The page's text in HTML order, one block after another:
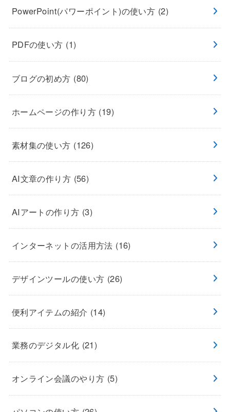
PowerPoint(パワーポイント)の使い方 (2)
PDFの使い方 (1)
ブログの初め方 (80)
ホームページの作り方 (19)
素材集の使い方 (126)
AI文章の作り方 (56)
AIアートの作り方 (3)
インターネットの活用方法 (16)
デザインツールの使い方 (26)
便利アイテムの紹介 (14)
業務のデジタル化 (21)
オンライン会議のやり方 (5)